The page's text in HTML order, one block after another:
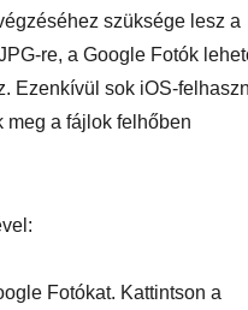
szüksége lesz a
re, a Google Fotók
Ezenkívül sok iOS-
meg a fájlok felhőben
Fotókat. Kattintson a